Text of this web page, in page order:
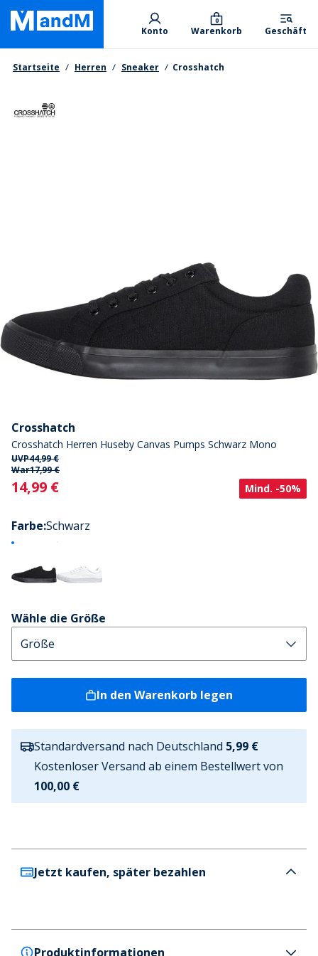
Skip
main
content
Primary departments
Konto Warenkorb
0
Geschäft
Brotkrumen
Startseite Herren Sneaker Crosshatch
Crosshatch
Crosshatch Herren Huseby Canvas Pumps Schwarz Mono
UVP44,99 €
War17,99 €
Current
14,99 € Mind. -50%
Farbe:Schwarz
Wähle die Größe
In den Warenkorb legen
Standardversand nach Deutschland 5,99 €
Kostenloser Versand ab einem Bestellwert von
100,00 €
Jetzt kaufen, später bezahlen
Produktinformationen